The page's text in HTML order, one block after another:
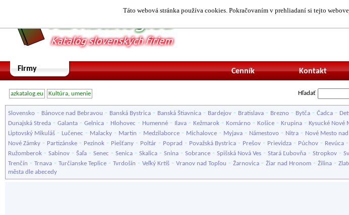
Táto webová stránka používa cookies. Pokračovaním v prehliadaní si tejto
Firmy Kontakt
Cenník
azkatalog.eu Kultúra, umenie Hľadať
Slovensko - Bánovce nad Bebravou - Banská Bystrica - Banská Štiavnica - Bardejov - Bratislava - Brezno - Bytča - Čadca -
Dunajská Streda - Galanta - Gelnica - Hlohovec - Humenné - Ilava - Kežmarok - Komárno - Košice - Krupina - Kysucké Nové
Liptovský Mikuláš - Lučenec - Malacky - Martin - Medzilaborce - Michalovce - Myjava - Námestovo - Nitra - Nové Mesto
Nové Zámky - Partizánske - Pezinok - Piešťany - Poltár - Poprad - Považská Bystrica - Prešov - Prievidza - Púchov - Revúca -
Ružomberok - Sabinov - Šaľa - Senec - Senica - Skalica - Snina - Sobrance - Spišská Nová Ves - Stará Ľubovňa - Stropkov -
Trenčín - Trnava - Turčianske Teplice - Tvrdošín - Veľký Krtíš - Vranov nad Topľou - Žarnovica - Žiar nad Hronom - Žilina -
města dle abecedy